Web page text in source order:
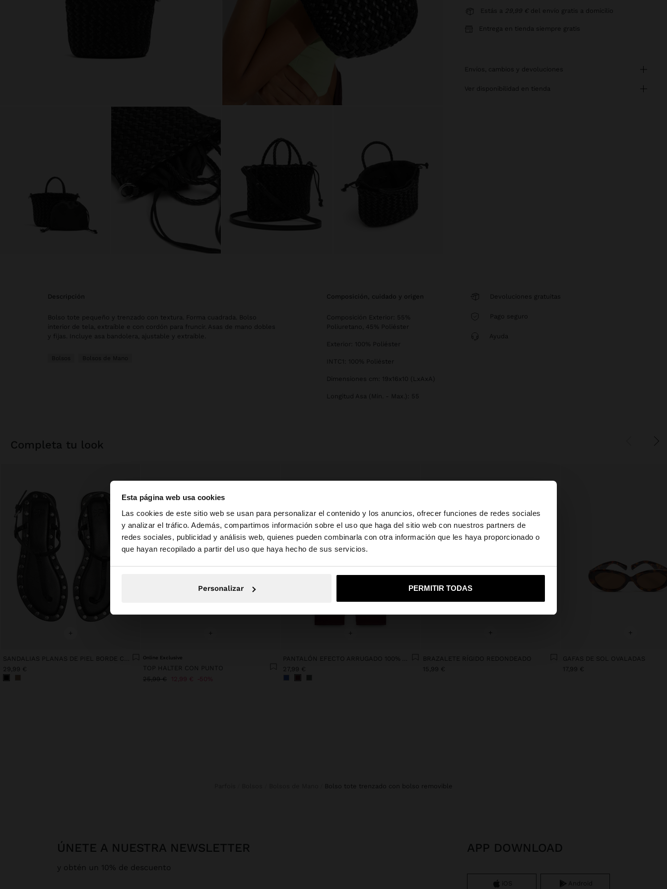
Esta página web usa cookies
Las cookies de este sitio web se usan para personalizar el contenido y los anuncios, ofrecer funciones de redes sociales
y analizar el tráfico. Además, compartimos información sobre el uso que haga del sitio web con nuestros partners de
redes sociales, publicidad y análisis web, quienes pueden combinarla con otra información que les haya proporcionado o
que hayan recopilado a partir del uso que haya hecho de sus servicios.
Personalizar PERMITIR TODAS
hola ×
Estás accediendo a la web de España. ¿Quieres ir a la web de United States?
No, continuar en la web de España Sí, llévame a United States
Estás a 29,99 € del envío gratis a domicilio
Entrega en tienda siempre gratis
envíos, cambios y devoluciones
ver disponibilidad en tienda
descripción
Bolso tote pequeño y trenzado con textura. Forma cuadrada. Bolso
interior de tela, extraíble e con cordón para fruncir. Asas de mano dobles
y fijas. Incluye asa bandolera, ajustable y extraíble.
Bolsos Bolsos de Mano
composición, cuidado y origen
Composición Exterior: 55%
Poliuretano, 45% Poliéster
Exterior: 100% Poliéster
INTC1: 100% Poliéster
Dimensiones cm: 19x16x10 (LxAxA)
Longitud Asa (Min. - Max.): 55
Devoluciones gratuitas
Pago seguro
Ayuda
completa tu look
+
SANDALIAS PLANAS DE PIEL BORDE CON TACHUELAS
29,99 €
Online Exclusive
TOP HALTER CON PUNTO
25,99 € 12,99 € 50%
PANTALÓN EFECTO ARRUGADO 100% ALGODÓN
27,99 €
+
BRAZALETE RÍGIDO REDONDEADO
15,99 €
+
GAFAS DE SOL OVALADAS
17,99 €
bolso tote trenzado con bolso removible
ÚNETE A NUESTRA NEWSLETTER
y obtén un 10% de descuento
APP DOWNLOAD
iOS Android